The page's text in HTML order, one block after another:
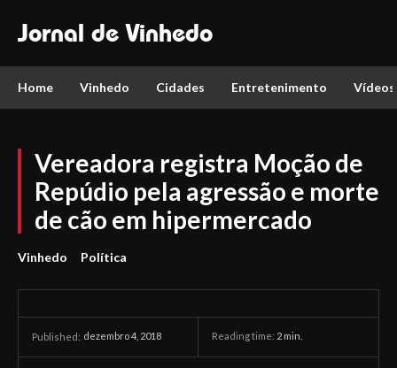
Jornal de Vinhedo
Home Vinhedo Cidades Entretenimento Vídeos
Vereadora registra Moção de
Repúdio pela agressão e morte
de cão em hipermercado
Vinhedo Política
Published: dezembro 4, 2018 Reading time: 2 min.